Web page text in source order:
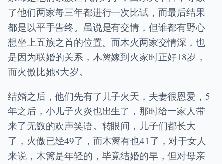
了他们两家每三年都进行一次比试，而最后结果
都是以平手告终。虽说是有交情，但谁都有野心
想坐上五族之首的位置。而木火两家交情深，也
是因为联婚的关系，木篱嫁到火家时正好18岁，
而火傲比她8大岁。
结婚之后，他们先有了儿子火天，夫妻很恩爱，5
年之后，小儿子火炎也出生了，那时给一家人带
来了无数的欢声笑语。转眼间，儿子们都长大
了，火傲已经49了，而木篱有也41了，对于女人
来说，木篱是年轻的，毕竟结婚的早，但对母亲